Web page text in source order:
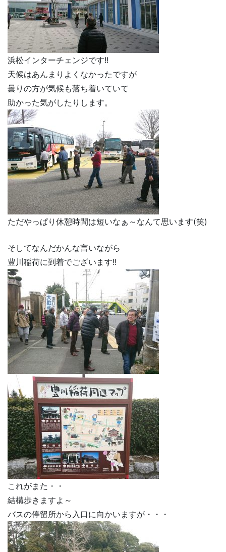
浜松インターチェンジです!!
天候はあんまりよくなかったですが
曇りの方が気候も落ち着いていて
助かった気がしたりします。
ただやっぱり休憩時間は短いなぁ～なんて思います(笑)
そしてなんだかんな言いながら
豊川稲荷に到着でございます!!
これがまた・・
結構歩きますよ～
バスの停留所から入口に向かいますが・・・